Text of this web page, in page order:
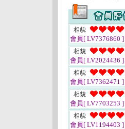
相貌
會員[ LV7376860 ]
相貌
會員[ LV2024436 ]
相貌
會員[ LV7362471 ]
相貌
會員[ LV7703253 ]
相貌
會員[ LV1194403 ]